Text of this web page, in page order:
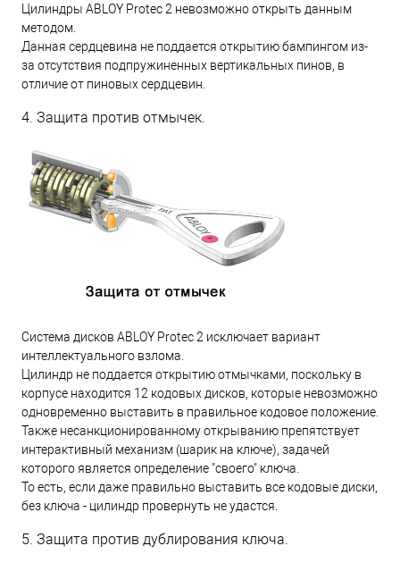
Цилиндры ABLOY Protec 2 невозможно открыть данным
методом.
Данная сердцевина не поддается открытию бампингом из-
за отсутствия подпружиненных вертикальных пинов, в
отличие от пиновых сердцевин.
4. Защита против отмычек.
Система дисков ABLOY Protec 2 исключает вариант
интеллектуального взлома.
Цилиндр не поддается открытию отмычками, поскольку в
корпусе находится 12 кодовых дисков, которые невозможно
одновременно выставить в правильное кодовое положение.
Также несанкционированному открыванию препятствует
интерактивный механизм (шарик на ключе), задачей
которого является определение "своего" ключа.
То есть, если даже правильно выставить все кодовые диски,
без ключа - цилиндр провернуть не удастся.
5. Защита против дублирования ключа.